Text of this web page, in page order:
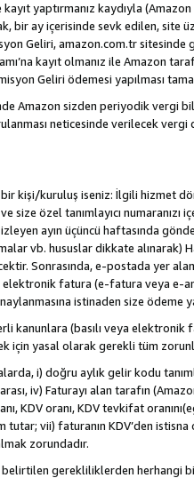
kayıt yaptırmanız kaydıyla
ay içerisinde sevk edilen, site
Geliri, amazon.com.tr sitesinde
kayıt olmanız ile Amazon
Geliri ödemesi yapılması
Amazon sizden periyodik
neticesinde verilecek vergi
kişi/kuruluş iseniz: İlgili hizmet
size özel tanımlayıcı
ayın üçüncü haftasında
vb. hususlar dikkate alınarak)
Sonrasında, e-postada yer
fatura (e-fatura veya e-
istinaden size ödeme
kanunlara (basılı veya
için yasal olarak gerekli tüm
i) doğru aylık gelir kodu
iv) Faturayı alan tarafın
KDV oranı, KDV tevkifat
tutar; vii) faturanın KDV’den
zorundadır.
gerekliliklerden herhangi